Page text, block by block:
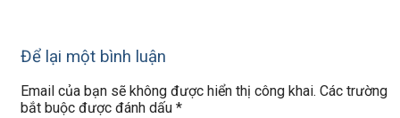
Để lại một bình luận
Email của bạn sẽ không được hiển thị công khai. Các trường
bắt buộc được đánh dấu *